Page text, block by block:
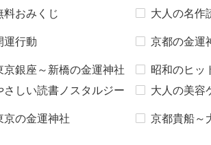
料おみくじ 大人の名作
運行動 京都の金運
京銀座～新橋の金運神社
昭和のヒッ
さしい読書ノスタルジー
大人の美容
京の金運神社 京都貴船～